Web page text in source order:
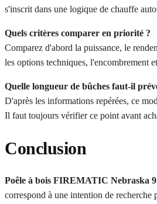
s'inscrit dans une logique de chauffe
Quels critères comparer en priorité ?
Comparez d'abord la puissance, le
les options techniques, l'encombrement
Quelle longueur de bûches faut-il
D'après les informations repérées, ce
Il faut toujours vérifier ce point avant
Conclusion
Poêle à bois FIREMATIC Nebraska
correspond à une intention de recherche